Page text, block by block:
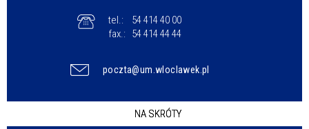
tel.:
54 414 40 00
fax.:
54 414 44 44
poczta@um.wloclawek.pl
NA SKRÓTY